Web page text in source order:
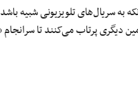
به سریال‌های تلویزیونی شبیه
دیگری پرتاب می‌کنند تا سرانجام